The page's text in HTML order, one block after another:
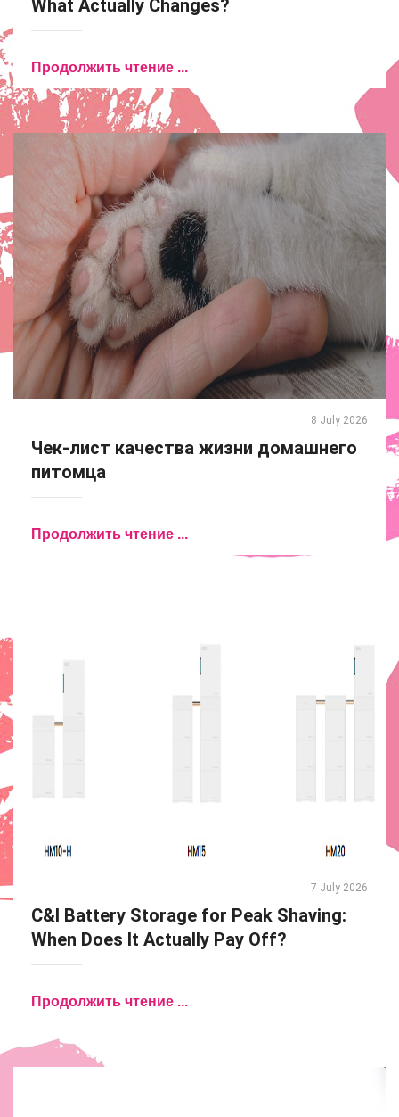
What Actually Changes?
Продолжить чтение ...
8 July 2026
Чек-лист качества жизни домашнего
питомца
Продолжить чтение ...
7 July 2026
C&I Battery Storage for Peak Shaving:
When Does It Actually Pay Off?
Продолжить чтение ...